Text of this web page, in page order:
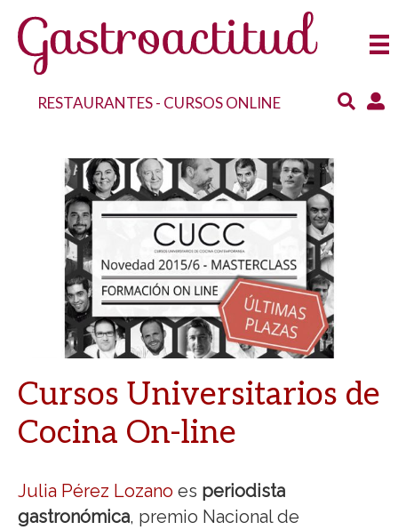
RESTAURANTES- CURSOS ONLINE
Cursos Universitarios de
Cocina On-line
Julia Pérez Lozano es periodista
gastronómica, premio Nacional de